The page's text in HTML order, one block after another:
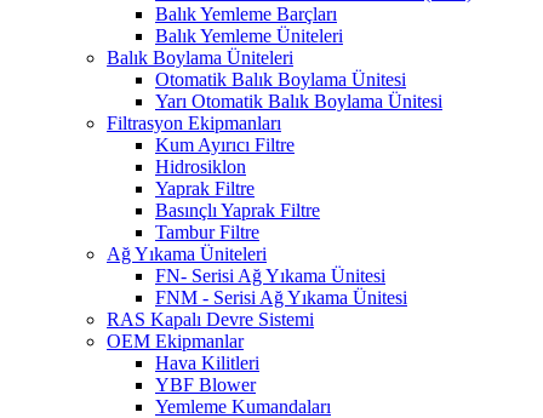
Balık Yemleme Barçları
Balık Yemleme Üniteleri
Balık Boylama Üniteleri
Otomatik Balık Boylama Ünitesi
Yarı Otomatik Balık Boylama Ünitesi
Filtrasyon Ekipmanları
Kum Ayırıcı Filtre
Hidrosiklon
Yaprak Filtre
Basınçlı Yaprak Filtre
Tambur Filtre
Ağ Yıkama Üniteleri
FN- Serisi Ağ Yıkama Ünitesi
FNM - Serisi Ağ Yıkama Ünitesi
RAS Kapalı Devre Sistemi
OEM Ekipmanlar
Hava Kilitleri
YBF Blower
Yemleme Kumandaları